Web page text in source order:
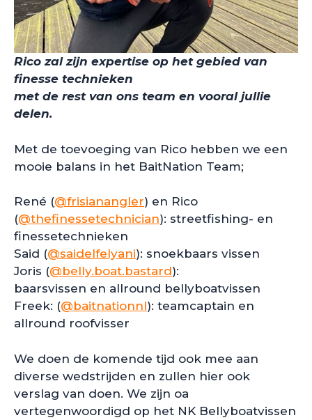
Rico zal zijn expertise op het gebied van
finesse technieken
met de rest van ons team en vooral jullie
delen.
Met de toevoeging van Rico hebben we een
mooie balans in het BaitNation Team;
René (@frisianangler) en Rico
(@thefinessetechnician): streetfishing- en
finessetechnieken
Said (@saidelfelyani): snoekbaars vissen
Joris (@belly.boat.bastard):
baarsvissen en allround bellyboatvissen
Freek: (@baitnationnl): teamcaptain en
allround roofvisser
We doen de komende tijd ook mee aan
diverse wedstrijden en zullen hier ook
verslag van doen. We zijn oa
vertegenwoordigd op het NK Bellyboatvissen